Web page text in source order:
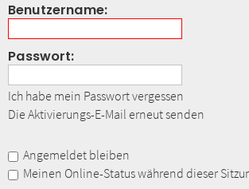
Benutzername:
Passwort:
Ich habe mein Passwort vergessen
Die Aktivierungs-E-Mail erneut senden
Angemeldet bleiben
Meinen Online-Status während dieser